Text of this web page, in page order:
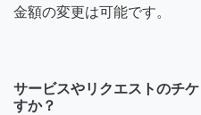
金額の変更は可能です。
サービスやリクエストのチ
すか？